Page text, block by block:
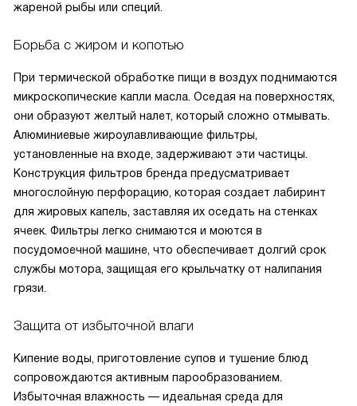
жареной рыбы или специй.
Борьба с жиром и копотью
При термической обработке пищи в воздух поднимаются
микроскопические капли масла. Оседая на поверхностях,
они образуют желтый налет, который сложно отмывать.
Алюминиевые жироулавливающие фильтры,
установленные на входе, задерживают эти частицы.
Конструкция фильтров бренда предусматривает
многослойную перфорацию, которая создает лабиринт
для жировых капель, заставляя их оседать на стенках
ячеек. Фильтры легко снимаются и моются в
посудомоечной машине, что обеспечивает долгий срок
службы мотора, защищая его крыльчатку от налипания
грязи.
Защита от избыточной влаги
Кипение воды, приготовление супов и тушение блюд
сопровождаются активным парообразованием.
Избыточная влажность — идеальная среда для